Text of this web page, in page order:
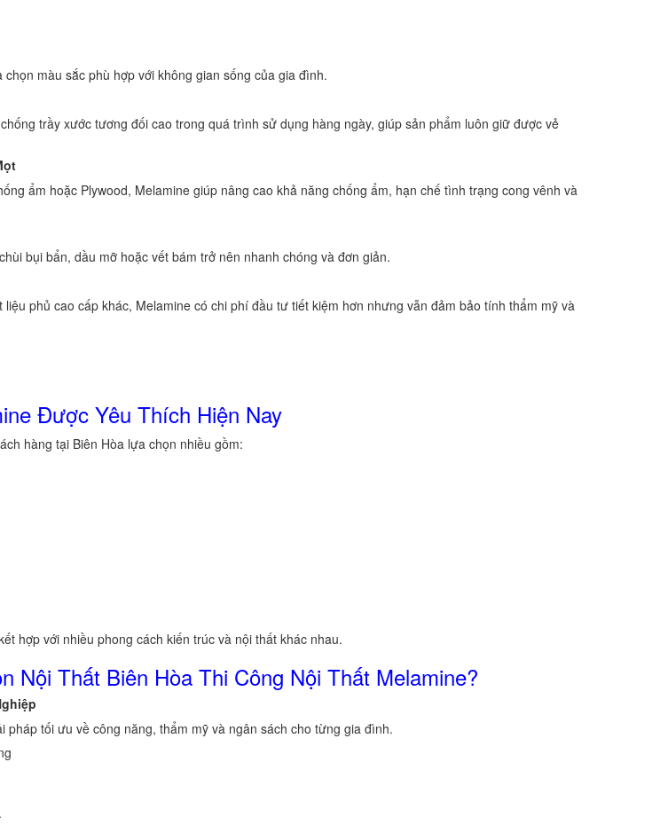
màu sắc phù hợp với không gian sống của gia đình.
trầy xước tương đối cao trong quá trình sử dụng hàng ngày, giúp sản phẩm luôn giữ được vẻ
ẩm hoặc Plywood, Melamine giúp nâng cao khả năng chống ẩm, hạn chế tình trạng cong vênh và
bụi bẩn, dầu mỡ hoặc vết bám trở nên nhanh chóng và đơn giản.
phủ cao cấp khác, Melamine có chi phí đầu tư tiết kiệm hơn nhưng vẫn đảm bảo tính thẩm mỹ và
Được Yêu Thích Hiện Nay
hàng tại Biên Hòa lựa chọn nhiều gồm:
hợp với nhiều phong cách kiến trúc và nội thất khác nhau.
Nội Thất Biên Hòa Thi Công Nội Thất Melamine?
pháp tối ưu về công năng, thẩm mỹ và ngân sách cho từng gia đình.